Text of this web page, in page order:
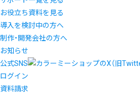
お役立ち資料を見る
導入を検討中の方へ
制作・開発会社の方へ
お知らせ
公式SNS
ログイン
資料請求